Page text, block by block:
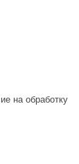
на обработку